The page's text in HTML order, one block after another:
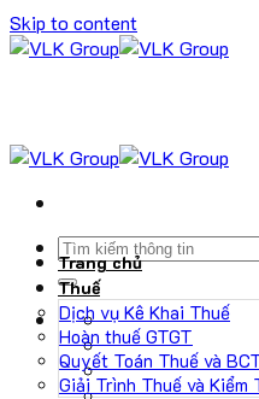
Skip to content
Trang chủ
Thuế
Dịch vụ Kê Khai Thuế
Hoàn thuế GTGT
Quyết Toán Thuế và
Giải Trình Thuế và Kiểm